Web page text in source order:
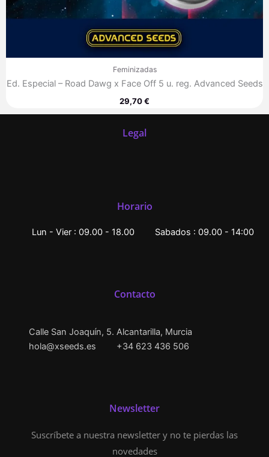
Feminizadas
Ed. Especial – Road Dawg x Face Off 5 u. reg. Advanced Seeds
29,70€
Legal
Horario
Lun - Vier : 09.00 - 18.00 Sabados : 09.00 - 14:00
Contacto
Calle San Joaquín, 5. Alcantarilla, Murcia
hola@xseeds.es
+34 623 436 506
Newsletter
Suscríbete a nuestra newsletter y no te pierdas las
novedades